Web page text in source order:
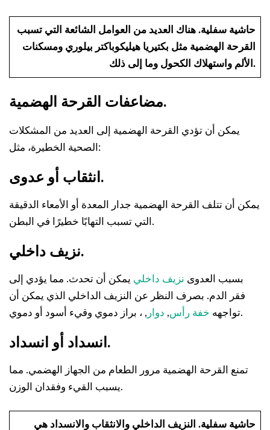
حاشية سفلية.هناك العديد من العوامل الشائعة التي تسبب
القرحة الهضمية مثل بكتيريا هيليكوباكتر بيلوري ومسكنات
الألم واستهلاك الكحول وما إلى ذلك.
مضاعفات القرحة الهضمية.
يمكن أن تؤدي القرحة الهضمية إلى العديد من المشكلات
الصحية الخطيرة، مثل:
انثقاب أو عدوى.
يمكن أن تتلف القرحة الهضمية جدار المعدة أو الأمعاء الدقيقة
التي تسبب التهابًا خطيرًا في البطن.
نزيف داخلي.
بسبب العدوى نزيف داخلي يمكن أن تحدث. مما يؤدي إلى
فقر الدم. بصرف النظر عن النزيف الداخلي الذي يمكن أن
تواجهه خفة رأس, دوار , ، براز دموي وقيء أسود أو دموي.
انسداد أو انسداد.
تمنع القرحة الهضمية مرور الطعام من الجهاز الهضمي. مما
يسبب القيء وفقدان الوزن.
حاشية سفلية. النزيف الداخلي والانثقاب والانسداد هي